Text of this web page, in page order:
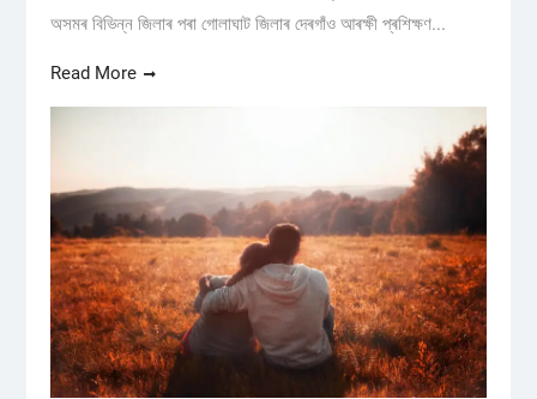
অসমৰ বিভিন্ন জিলাৰ পৰা গোলাঘাট জিলাৰ দেৰগাঁও আৰক্ষী প্ৰশিক্ষণ...
Read More